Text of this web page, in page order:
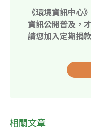
《環境資訊中心
資訊公開普及，
請您加入定期捐
相關文章